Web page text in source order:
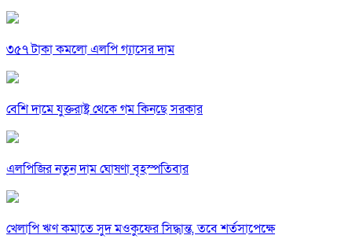
৩৫৭ টাকা কমলো এলপি গ্যাসের দাম
বেশি দামে যুক্তরাষ্ট্র থেকে গম কিনছে সরকার
এলপিজির নতুন দাম ঘোষণা বৃহস্পতিবার
খেলাপি ঋণ কমাতে সুদ মওকুফের সিদ্ধান্ত, তবে শর্তসাপেক্ষে